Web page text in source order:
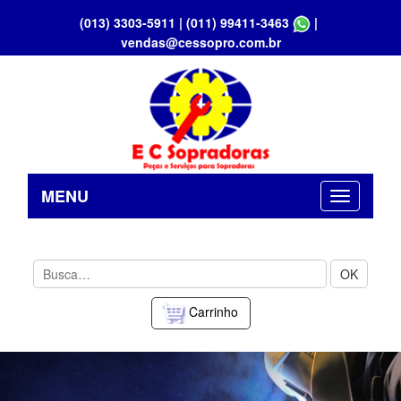
(013) 3303-5911 | (011) 99411-3463
|
vendas@cessopro.com.br
MENU
OK
Carrinho
Previous